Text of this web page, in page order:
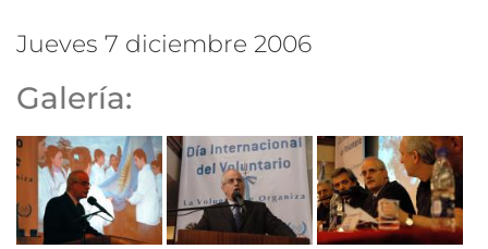
jueves 7 diciembre 2006
Galería: